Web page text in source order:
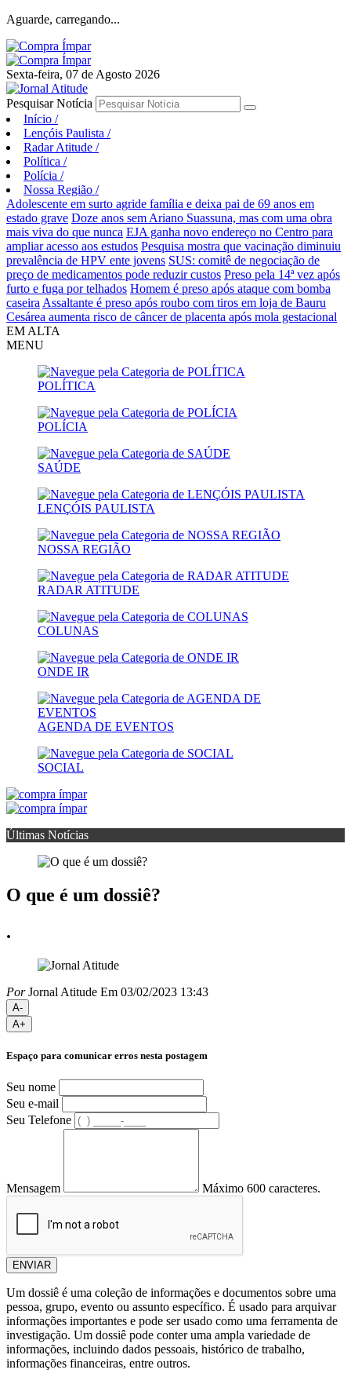
Aguarde, carregando...
Sexta-feira, 07 de Agosto 2026
Pesquisar Notícia
Início /
Lençóis Paulista /
Radar Atitude /
Política /
Polícia /
Nossa Região /
Adolescente em surto agride família e deixa pai de 69 anos em
estado grave Doze anos sem Ariano Suassuna, mas com uma obra
mais viva do que nunca EJA ganha novo endereço no Centro para
ampliar acesso aos estudos Pesquisa mostra que vacinação diminuiu
prevalência de HPV ente jovens SUS: comitê de negociação de
preço de medicamentos pode reduzir custos Preso pela 14ª vez após
furto e fuga por telhados Homem é preso após ataque com bomba
caseira Assaltante é preso após roubo com tiros em loja de Bauru
Cesárea aumenta risco de câncer de placenta após mola gestacional
EM ALTA
MENU
POLÍTICA
POLÍCIA
SAÚDE
LENÇÓIS PAULISTA
NOSSA REGIÃO
RADAR ATITUDE
COLUNAS
ONDE IR
AGENDA DE EVENTOS
SOCIAL
Últimas Notícias
O que é um dossiê?
.
PorJornal Atitude Em 03/02/2023 13:43
A-
A+
Espaço para comunicar erros nesta postagem
Seu nome
Seu e-mail
Seu Telefone
Mensagem Máximo 600 caracteres.
ENVIAR
Um dossiê é uma coleção de informações e documentos sobre uma
pessoa, grupo, evento ou assunto específico. É usado para arquivar
informações importantes e pode ser usado como uma ferramenta de
investigação. Um dossiê pode conter uma ampla variedade de
informações, incluindo dados pessoais, histórico de trabalho,
informações financeiras, entre outros.